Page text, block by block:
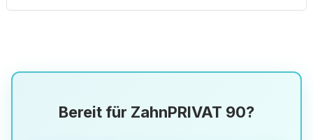
Bereit für ZahnPRIVAT 90?